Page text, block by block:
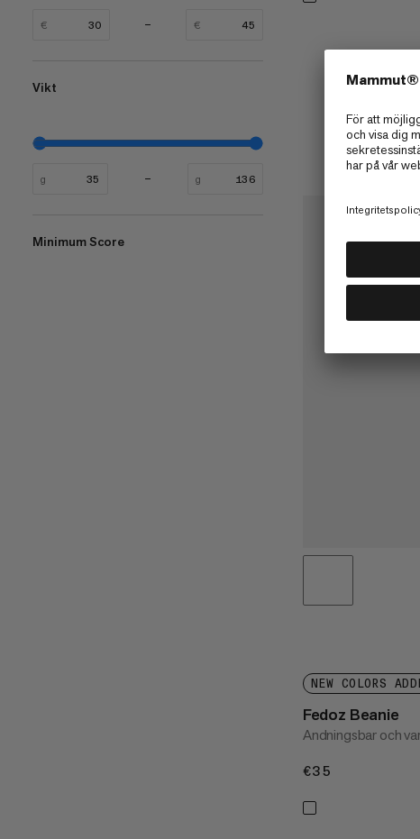
€ €
Vikt
g g
Minimum Score
NEW COLORS
Fedoz Beanie
Andningsbar och
€35